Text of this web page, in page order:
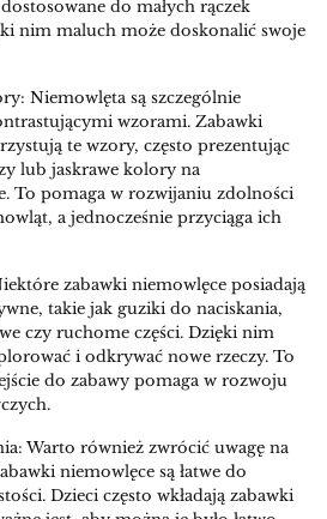
do małych rączek
nim maluch może doskonalić swoje
Niemowlęta są szczególnie
wzorami. Zabawki
te wzory, często prezentując
lub jaskrawe kolory na
To pomaga w rozwijaniu zdolności
a jednocześnie przyciąga ich
zabawki niemowlęce posiadają
takie jak guziki do naciskania,
czy ruchome części. Dzięki nim
i odkrywać nowe rzeczy. To
do zabawy pomaga w rozwoju
Warto również zwrócić uwagę na
niemowlęce są łatwe do
Dzieci często wkładają zabawki